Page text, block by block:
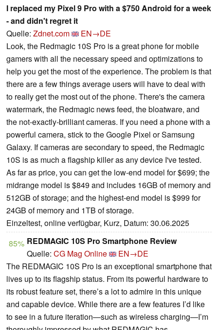
I replaced my Pixel 9 Pro with a $750 Android for a week
- and didn't regret it
Quelle: Zdnet.com
EN→DE
Look, the Redmagic 10S Pro is a great phone for mobile
gamers with all the necessary speed and optimizations to
help you get the most of the experience. The problem is that
there are a few things average users will have to deal with
to really get the most out of the phone. There's the camera
watermark, the Redmagic news feed, the bloatware, and
the not-exactly-brilliant cameras. If you need a phone with a
powerful camera, stick to the Google Pixel or Samsung
Galaxy. If cameras are secondary to speed, the Redmagic
10S is as much a flagship killer as any device I've tested.
As far as price, you can get the low-end model for $699; the
midrange model is $849 and includes 16GB of memory and
512GB of storage; and the highest-end model is $999 for
24GB of memory and 1TB of storage.
Einzeltest, online verfügbar, Kurz, Datum: 30.06.2025
85% REDMAGIC 10S Pro Smartphone Review
Quelle: CG Mag Online
EN→DE
The REDMAGIC 10S Pro is an exceptional smartphone that
lives up to its flagship status. From its powerful hardware to
its robust feature set, there’s a lot to admire in this unique
and capable device. While there are a few features I’d like
to see in a future iteration—such as wireless charging—I’m